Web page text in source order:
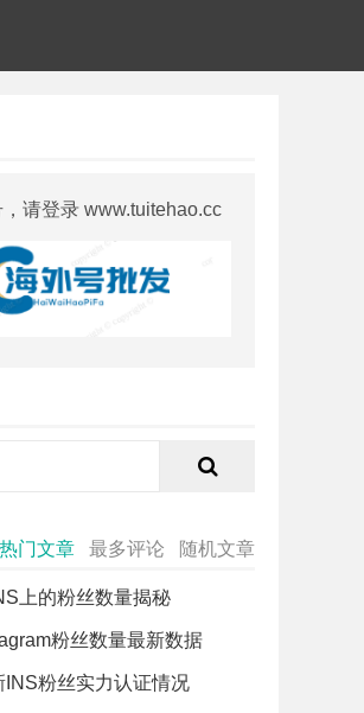
请登录 www.tuitehao.cc
热门文章 最多评论 随机文章
上的粉丝数量揭秘
粉丝数量最新数据
INS粉丝实力认证情况